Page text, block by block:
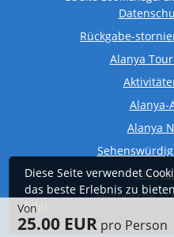
Von
25.00 EUR pro Person
Rückgabe-
Alanya
Alanya-
Alanya
Historische
Diese Seite verwendet
das beste Erlebnis zu
bilgi